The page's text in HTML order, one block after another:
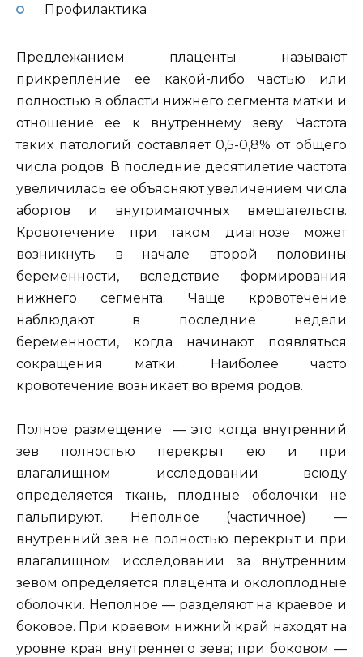
Профилактика
Предлежанием плаценты называют
прикрепление ее какой-либо частью или
полностью в области нижнего сегмента матки и
отношение ее к внутреннему зеву. Частота
таких патологий составляет 0,5-0,8% от общего
числа родов. В последние десятилетие частота
увеличилась ее объясняют увеличением числа
абортов и внутриматочных вмешательств.
Кровотечение при таком диагнозе может
возникнуть в начале второй половины
беременности, вследствие формирования
нижнего сегмента. Чаще кровотечение
наблюдают в последние недели
беременности, когда начинают появляться
сокращения матки. Наиболее часто
кровотечение возникает во время родов.
Полное размещение — это когда внутренний
зев полностью перекрыт ею и при
влагалищном исследовании всюду
определяется ткань, плодные оболочки не
пальпируют. Неполное (частичное) —
внутренний зев не полностью перекрыт и при
влагалищном исследовании за внутренним
зевом определяется плацента и околоплодные
оболочки. Неполное — разделяют на краевое и
боковое. При краевом нижний край находят на
уровне края внутреннего зева; при боковом —